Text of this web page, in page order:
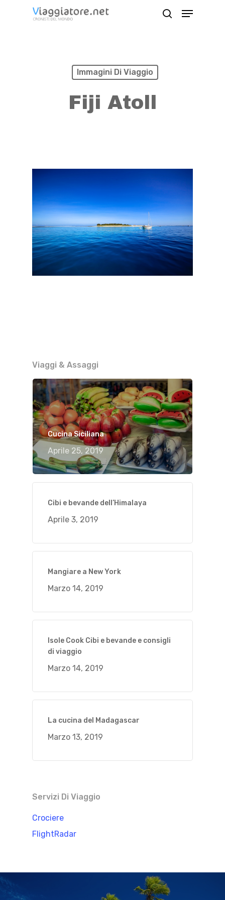
Menu
Immagini Di Viaggio
Fiji Atoll
Viaggi & Assaggi
Cucina Siciliana
Aprile 25, 2019
Cibi e bevande dell’Himalaya
Aprile 3, 2019
Mangiare a New York
Marzo 14, 2019
Isole Cook Cibi e bevande e consigli
di viaggio
Marzo 14, 2019
La cucina del Madagascar
Marzo 13, 2019
Servizi Di Viaggio
Crociere
FlightRadar